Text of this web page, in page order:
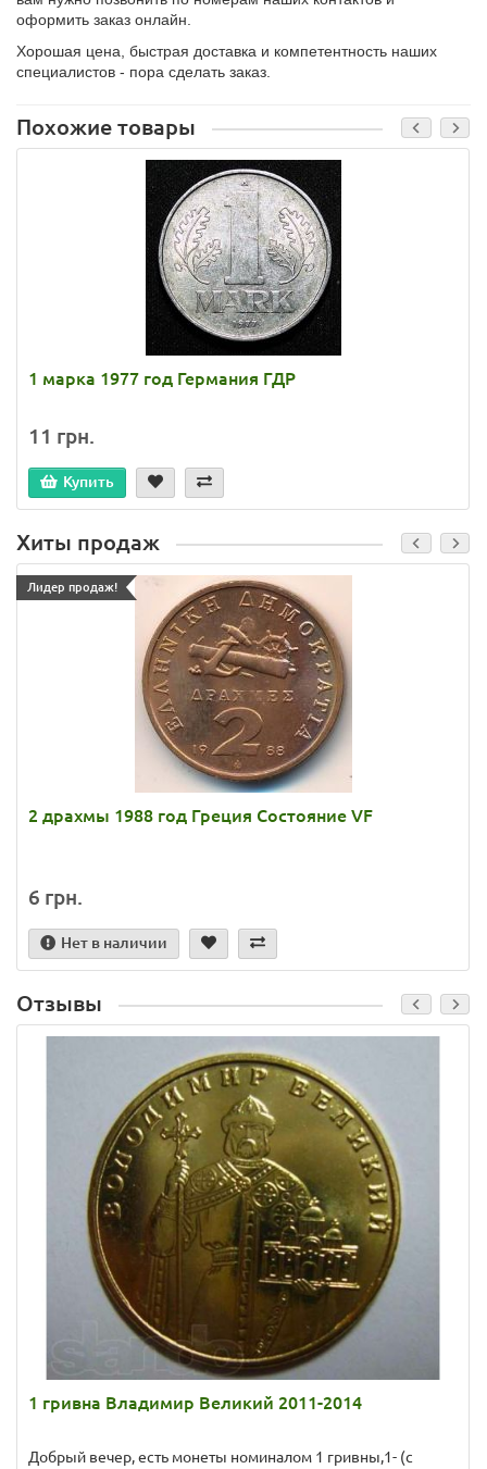
оформить заказ онлайн.
Хорошая цена, быстрая доставка и компетентность наших
специалистов - пора сделать заказ.
Похожие товары
1 марка 1977 год Германия ГДР
11 грн.
Купить
Хиты продаж
Лидер продаж!
2 драхмы 1988 год Греция Состояние VF
6 грн.
Нет в наличии
Отзывы
1 гривна Владимир Великий 2011-2014
Добрый вечер, есть монеты номиналом 1 гривны,1- (с